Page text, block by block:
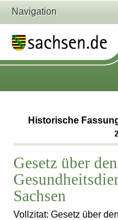
Navigation
Historische
Gesetz über
Sachsen
Vollzitat: Gesetz über